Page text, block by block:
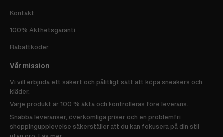
Kontakt
100% Äkthetsgaranti
Rabattkoder
Vår mission
Vi vill erbjuda ett säkert och pålitligt sätt att köpa sneakers och
kläder.
Varje produkt är 100 % äkta och kontrolleras före leverans.
Snabba leveranser, överkomliga priser och en problemfri
shoppingupplevelse säkerställer att du kan fokusera på din stil
utan oro. Läs mer